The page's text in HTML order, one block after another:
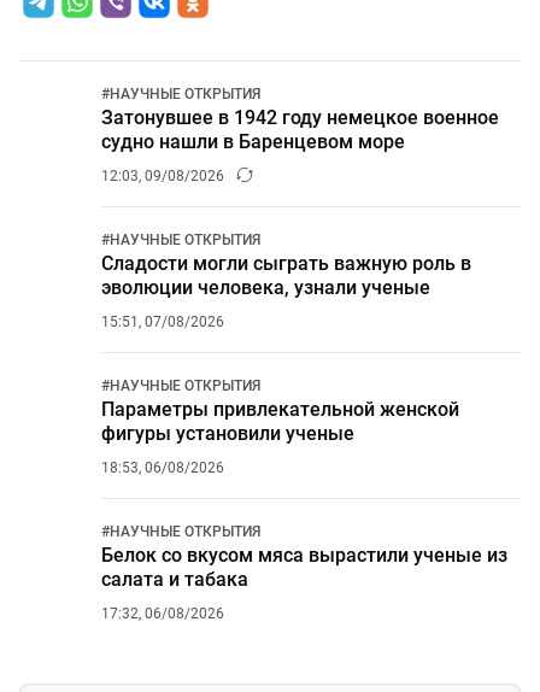
#НАУЧНЫЕ ОТКРЫТИЯ
Затонувшее в 1942 году немецкое военное
судно нашли в Баренцевом море
12:03, 09/08/2026
#НАУЧНЫЕ ОТКРЫТИЯ
Сладости могли сыграть важную роль в
эволюции человека, узнали ученые
15:51, 07/08/2026
#НАУЧНЫЕ ОТКРЫТИЯ
Параметры привлекательной женской
фигуры установили ученые
18:53, 06/08/2026
#НАУЧНЫЕ ОТКРЫТИЯ
Белок со вкусом мяса вырастили ученые из
салата и табака
17:32, 06/08/2026